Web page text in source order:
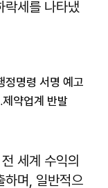
락세를 나타냈
명령 서명 예고
약업계 반발
세계 수익의
하며, 일반적으